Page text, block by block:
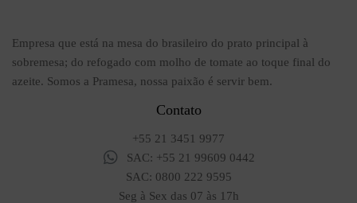
Empresa que está na mesa do brasileiro do prato principal à
sobremesa; do refogado com molho de tomate ao toque final do
azeite. Somos a Pramesa, nossa paixão é servir bem.
Contato
+55 21 3451 9977
SAC: +55 21 99609 0442
SAC: 0800 222 9595
Seg à Sex das 07 às 17h